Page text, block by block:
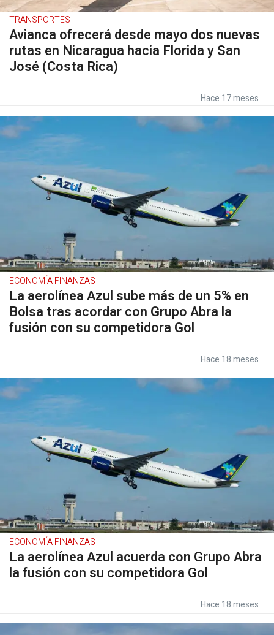
TRANSPORTES
Avianca ofrecerá desde mayo dos nuevas
rutas en Nicaragua hacia Florida y San
José (Costa Rica)
Hace 17 meses
ECONOMÍA FINANZAS
La aerolínea Azul sube más de un 5% en
Bolsa tras acordar con Grupo Abra la
fusión con su competidora Gol
Hace 18 meses
ECONOMÍA FINANZAS
La aerolínea Azul acuerda con Grupo Abra
la fusión con su competidora Gol
Hace 18 meses